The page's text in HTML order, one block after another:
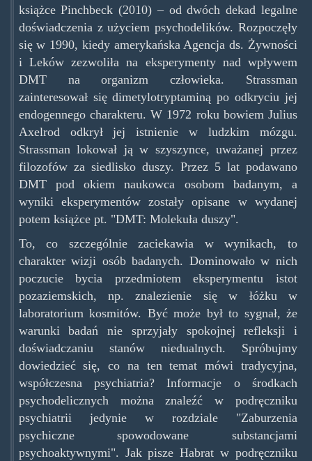
książce Pinchbeck (2010) – od dwóch dekad legalne
doświadczenia z użyciem psychodelików. Rozpoczęły
się w 1990, kiedy amerykańska Agencja ds. Żywności
i Leków zezwoliła na eksperymenty nad wpływem
DMT na organizm człowieka. Strassman
zainteresował się dimetylotryptaminą po odkryciu jej
endogennego charakteru. W 1972 roku bowiem Julius
Axelrod odkrył jej istnienie w ludzkim mózgu.
Strassman lokował ją w szyszynce, uważanej przez
filozofów za siedlisko duszy. Przez 5 lat podawano
DMT pod okiem naukowca osobom badanym, a
wyniki eksperymentów zostały opisane w wydanej
potem książce pt. "DMT: Molekuła duszy".
To, co szczególnie zaciekawia w wynikach, to
charakter wizji osób badanych. Dominowało w nich
poczucie bycia przedmiotem eksperymentu istot
pozaziemskich, np. znalezienie się w łóżku w
laboratorium kosmitów. Być może był to sygnał, że
warunki badań nie sprzyjały spokojnej refleksji i
doświadczaniu stanów niedualnych. Spróbujmy
dowiedzieć się, co na ten temat mówi tradycyjna,
współczesna psychiatria? Informacje o środkach
psychodelicznych można znaleźć w podręczniku
psychiatrii jedynie w rozdziale "Zaburzenia
psychiczne spowodowane substancjami
psychoaktywnymi". Jak pisze Habrat w podręczniku